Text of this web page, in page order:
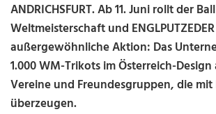
ANDRICHSFURT. Ab 11. Juni rollt der
Weltmeisterschaft und
außergewöhnliche Aktion: Das
1.000 WM-Trikots im Österreich-
Vereine und Freundesgruppen, die
überzeugen.